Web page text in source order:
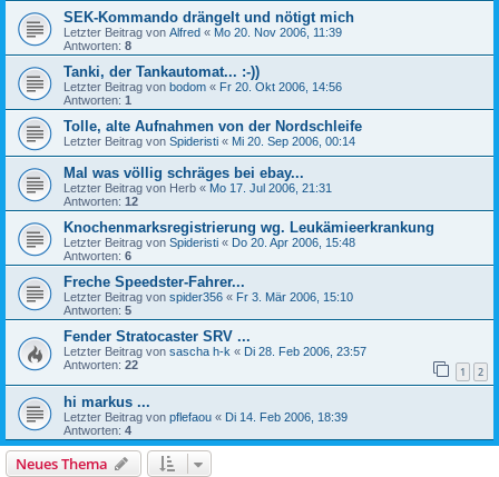
SEK-Kommando drängelt und nötigt mich
Letzter Beitrag von Alfred « Mo 20. Nov 2006, 11:39
Antworten: 8
Tanki, der Tankautomat... :-))
Letzter Beitrag von bodom « Fr 20. Okt 2006, 14:56
Antworten: 1
Tolle, alte Aufnahmen von der Nordschleife
Letzter Beitrag von Spideristi « Mi 20. Sep 2006, 00:14
Mal was völlig schräges bei ebay...
Letzter Beitrag von Herb « Mo 17. Jul 2006, 21:31
Antworten: 12
Knochenmarksregistrierung wg. Leukämieerkrankung
Letzter Beitrag von Spideristi « Do 20. Apr 2006, 15:48
Antworten: 6
Freche Speedster-Fahrer...
Letzter Beitrag von spider356 « Fr 3. Mär 2006, 15:10
Antworten: 5
Fender Stratocaster SRV ...
Letzter Beitrag von sascha h-k « Di 28. Feb 2006, 23:57
Antworten: 22 1 2
hi markus ...
Letzter Beitrag von pflefaou « Di 14. Feb 2006, 18:39
Antworten: 4
Neues Thema